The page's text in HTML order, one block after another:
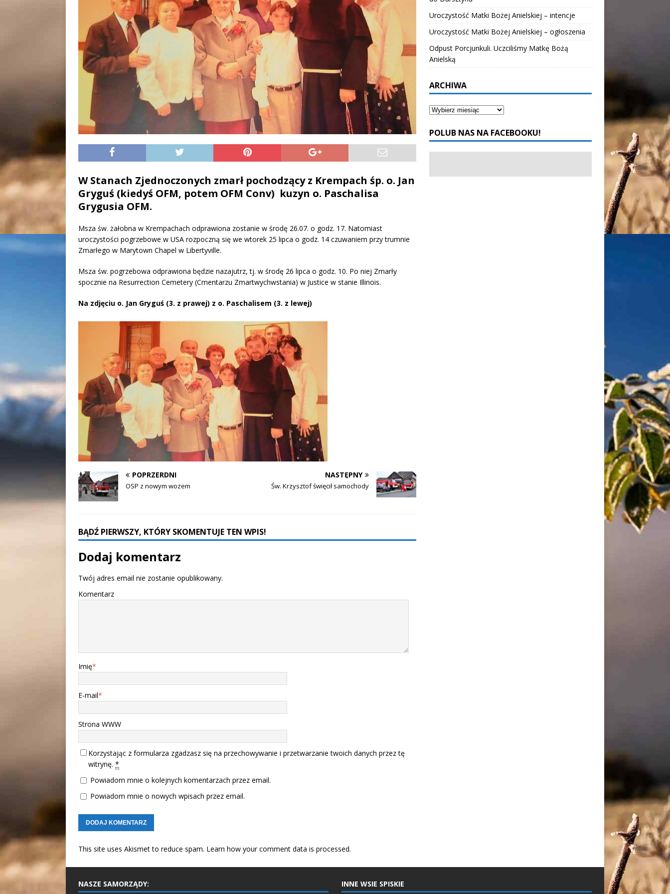
W Stanach Zjednoczonych zmarł pochodzący z Krempach śp. o. Jan
Gryguś (kiedyś OFM, potem OFM Conv) kuzyn o. Paschalisa
Grygusia OFM.
Msza św. żałobna w Krempachach odprawiona zostanie w środę 26.07. o godz. 17. Natomiast
uroczystości pogrzebowe w USA rozpoczną się we wtorek 25 lipca o godz. 14 czuwaniem przy trumnie
Zmarłego w Marytown Chapel w Libertyville.
Msza św. pogrzebowa odprawiona będzie nazajutrz, tj. w środę 26 lipca o godz. 10. Po niej Zmarły
spocznie na Resurrection Cemetery (Cmentarzu Zmartwychwstania) w Justice w stanie Illinois.
Na zdjęciu o. Jan Gryguś (3. z prawej) z o. Paschalisem (3. z lewej)
POPRZERDNI
OSP z nowym wozem
NASTĘPNY
Św. Krzysztof święcił samochody
BĄDŹ PIERWSZY, KTÓRY SKOMENTUJE TEN WPIS!
Dodaj komentarz
Twój adres email nie zostanie opublikowany.
Komentarz
Imię*
E-mail*
Strona WWW
Korzystając z formularza zgadzasz się na przechowywanie i przetwarzanie twoich danych przez tę
witrynę. *
Powiadom mnie o kolejnych komentarzach przez email.
Powiadom mnie o nowych wpisach przez email.
This site uses Akismet to reduce spam. Learn how your comment data is processed.
Uroczystość Matki Bożej Anielskiej – intencje
Uroczystość Matki Bożej Anielskiej – ogłoszenia
Odpust Porcjunkuli. Uczciliśmy Matkę Bożą
Anielską
ARCHIWA
POLUB NAS NA FACEBOOKU!
NASZE SAMORZĄDY: INNE WSIE SPISKIE